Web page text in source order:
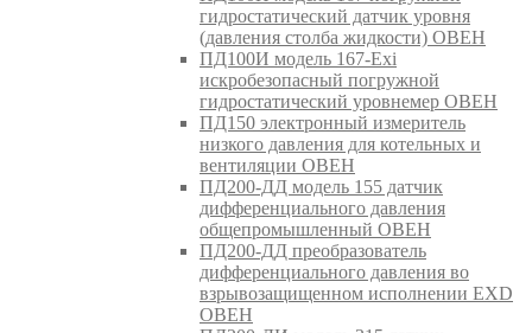
гидростатический датчик уровня
(давления столба жидкости) ОВЕН
ПД100И модель 167-Exi
искробезопасный погружной
гидростатический уровнемер ОВЕН
ПД150 электронный измеритель
низкого давления для котельных и
вентиляции ОВЕН
ПД200-ДД модель 155 датчик
дифференциального давления
общепромышленный ОВЕН
ПД200-ДД преобразователь
дифференциального давления во
взрывозащищенном исполнении EXD
ОВЕН